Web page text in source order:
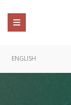
ENGLISH